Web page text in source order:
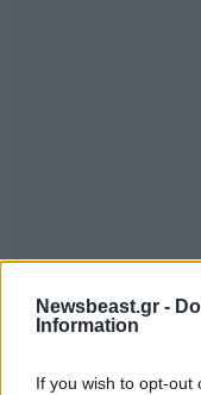
Newsbeast.gr -
Information
If you wish to opt-out